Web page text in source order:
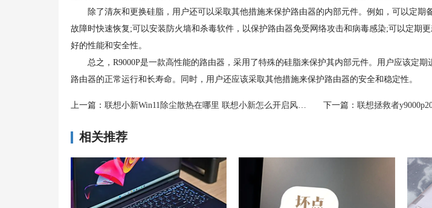
除了清灰和更换硅脂，用户还可以采取其他措施来保护路由器的内部元件。例如，可以定期
故障时快速恢复;可以安装防火墙和杀毒软件，以保护路由器免受网络攻击和病毒感染;可以定期
好的性能和安全性。
总之，R9000P是一款高性能的路由器，采用了特殊的硅脂来保护其内部元件。用户应该定期
路由器的正常运行和长寿命。同时，用户还应该采取其他措施来保护路由器的安全和稳定性。
上一篇： 联想小新Win11除尘散热在哪里 联想小新怎么开启风扇散热 下一篇： 联想拯救者
相关推荐